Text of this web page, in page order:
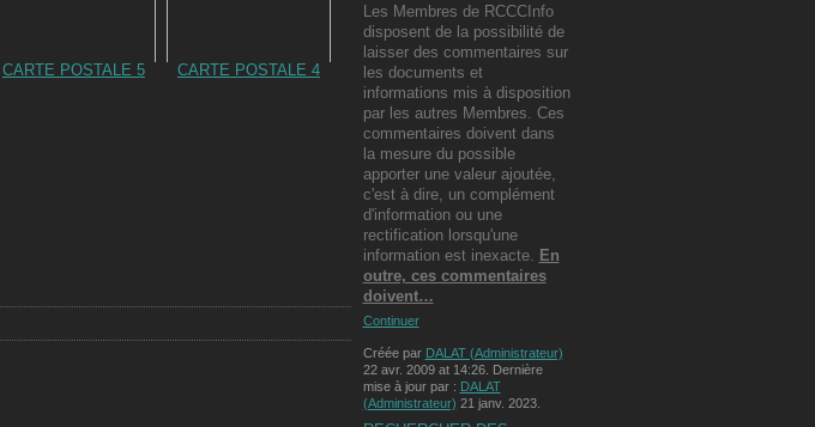
CARTE POSTALE 5 CARTE POSTALE 4
Les Membres de RCCCInfo
disposent de la possibilité de
laisser des commentaires sur
les documents et
informations mis à disposition
par les autres Membres. Ces
commentaires doivent dans
la mesure du possible
apporter une valeur ajoutée,
c'est à dire, un complément
d'information ou une
rectification lorsqu'une
information est inexacte. En
outre, ces commentaires
doivent…
Continuer
Créée par DALAT (Administrateur)
22 avr. 2009 at 14:26. Dernière
mise à jour par : DALAT
(Administrateur) 21 janv. 2023.